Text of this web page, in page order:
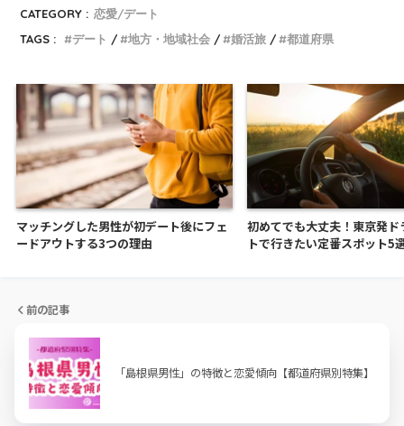
CATEGORY : 恋愛/デート
TAGS :
デート 地方・地域社会 婚活旅 都道府県
マッチングした男性が初デート後にフェ
ードアウトする3つの理由
初めてでも大丈夫！東京発ド
トで行きたい定番スポット5
前の記事
「島根県男性」の特徴と恋愛傾向【都道府県別特集】